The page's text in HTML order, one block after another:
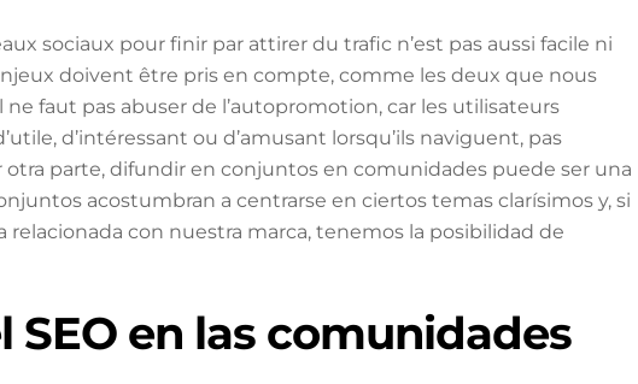
sociaux pour finir par attirer du trafic n’est pas aussi facile ni
doivent être pris en compte, comme les deux que nous
ne faut pas abuser de l’autopromotion, car les utilisateurs
d’intéressant ou d’amusant lorsqu’ils naviguent, pas
parte, difundir en conjuntos en comunidades puede ser una
acostumbran a centrarse en ciertos temas clarísimos y, si
con nuestra marca, tenemos la posibilidad de
SEO en las comunidades